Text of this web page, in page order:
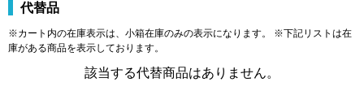
代替品
※カート内の在庫表示は、小箱在庫のみの表示になります。 ※下記リストは在
庫がある商品を表示しております。
該当する代替商品はありません。